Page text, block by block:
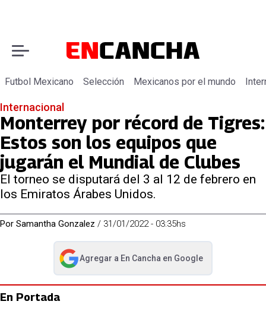
Futbol Mexicano Selección Mexicanos por el mundo
Internacional
Monterrey por récord de Tigres:
Estos son los equipos que
jugarán el Mundial de Clubes
El torneo se disputará del 3 al 12 de febrero en
los Emiratos Árabes Unidos.
Por Samantha Gonzalez / 31/01/2022 - 03:35hs
Agregar a En Cancha en Google
abre en nueva pestaña
En Portada